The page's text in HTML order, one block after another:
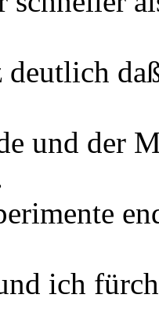
und der
ich